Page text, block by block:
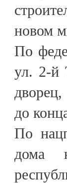
новом
По
ул. 2-й
до
По
дома